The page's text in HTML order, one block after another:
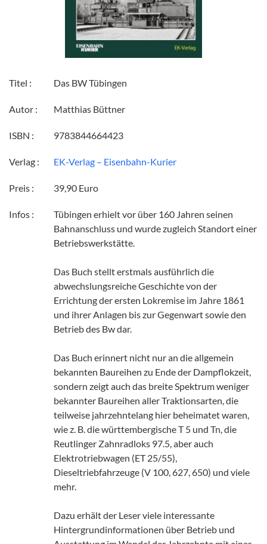
Titel : Das BW Tübingen
Autor : Matthias Büttner
ISBN : 9783844664423
Verlag : EK-Verlag – Eisenbahn-Kurier
Preis : 39,90 Euro
Infos :
Tübingen erhielt vor über 160 Jahren seinen
Bahnanschluss und wurde zugleich Standort einer
Betriebswerkstätte.
Das Buch stellt erstmals ausführlich die
abwechslungsreiche Geschichte von der
Errichtung der ersten Lokremise im Jahre 1861
und ihrer Anlagen bis zur Gegenwart sowie den
Betrieb des Bw dar.
Das Buch erinnert nicht nur an die allgemein
bekannten Baureihen zu Ende der Dampflokzeit,
sondern zeigt auch das breite Spektrum weniger
bekannter Baureihen aller Traktionsarten, die
teilweise jahrzehntelang hier beheimatet waren,
wie z. B. die württembergische T 5 und Tn, die
Reutlinger Zahnradloks 97.5, aber auch
Elektrotriebwagen (ET 25/55),
Dieseltriebfahrzeuge (V 100, 627, 650) und viele
mehr.
Dazu erhält der Leser viele interessante
Hintergrundinformationen über Betrieb und